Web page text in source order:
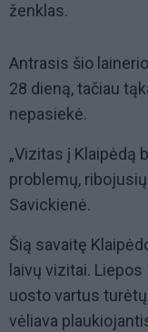
ženklas.
Antrasis šio
28 dieną, tačiau
nepasiekė.
„Vizitas į Klaipėdą
problemų,
Savickienė.
Šią savaitę
laivų vizitai.
uosto vartus
vėliava